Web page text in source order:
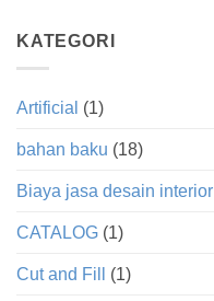
KATEGORI
Artificial (1)
bahan baku (18)
Biaya jasa desain interior
CATALOG (1)
Cut and Fill (1)